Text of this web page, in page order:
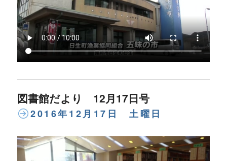
図書館だより 12月17日号
2016年12月17日 土曜日